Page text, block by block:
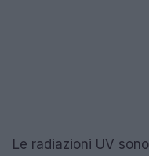
Le radiazioni UV